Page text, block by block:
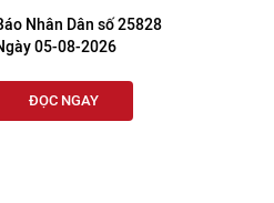
Nhân Dân số 25828
05-08-2026
ĐỌC NGAY